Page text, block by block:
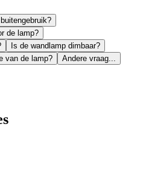
de lamp?
Is de wandlamp dimbaar?
van de lamp?
Andere vraag...